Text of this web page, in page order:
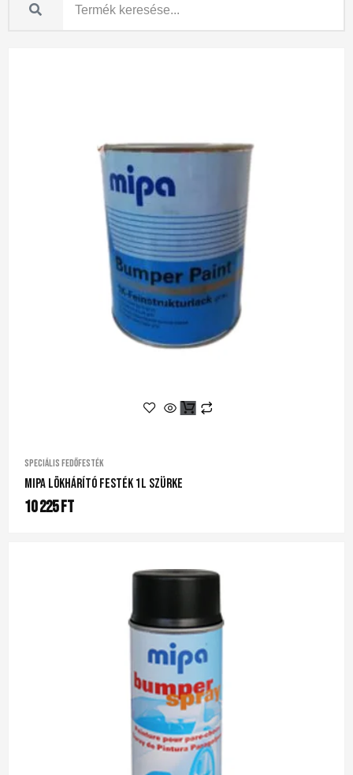
Speciális fedőfesték
Mipa Lökhárító Festék 1L Szürke
10 225Ft